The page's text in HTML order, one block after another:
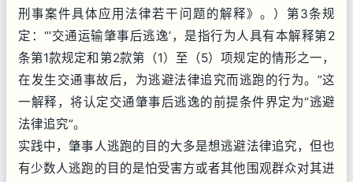
刑事案件具体应用法律若干问题的解释》。）第3条规
定：“‘交通运输肇事后逃逸’，是指行为人具有本解释第2
条第1款规定和第2款第（1）至（5）项规定的情形之一，
在发生交通事故后，为逃避法律追究而逃跑的行为。”这
一解释，将认定交通肇事后逃逸的前提条件界定为“逃避
法律追究”。
实践中，肇事人逃跑的目的大多是想逃避法律追究，但也
有少数人逃跑的目的是怕受害方或者其他围观群众对其进